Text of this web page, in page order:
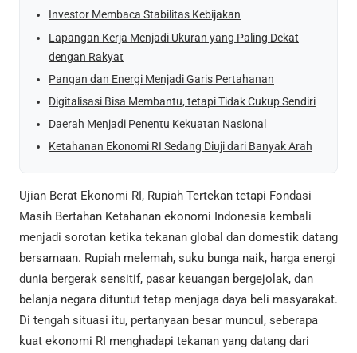
Investor Membaca Stabilitas Kebijakan
Lapangan Kerja Menjadi Ukuran yang Paling Dekat
dengan Rakyat
Pangan dan Energi Menjadi Garis Pertahanan
Digitalisasi Bisa Membantu, tetapi Tidak Cukup Sendiri
Daerah Menjadi Penentu Kekuatan Nasional
Ketahanan Ekonomi RI Sedang Diuji dari Banyak Arah
Ujian Berat Ekonomi RI, Rupiah Tertekan tetapi Fondasi
Masih Bertahan Ketahanan ekonomi Indonesia kembali
menjadi sorotan ketika tekanan global dan domestik datang
bersamaan. Rupiah melemah, suku bunga naik, harga energi
dunia bergerak sensitif, pasar keuangan bergejolak, dan
belanja negara dituntut tetap menjaga daya beli masyarakat.
Di tengah situasi itu, pertanyaan besar muncul, seberapa
kuat ekonomi RI menghadapi tekanan yang datang dari